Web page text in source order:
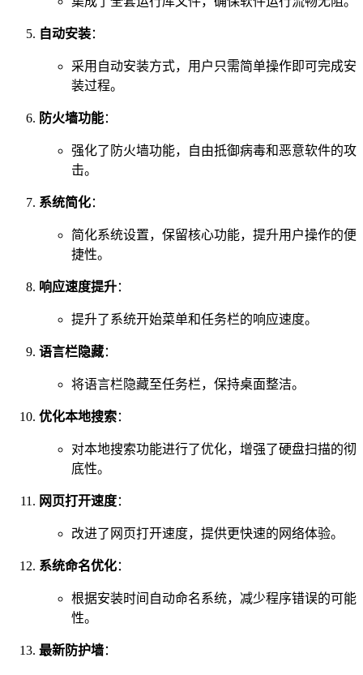
自动安装：
采用自动安装方式，用户只需简单操作即可完成安
装过程。
防火墙功能：
强化了防火墙功能，自由抵御病毒和恶意软件的攻
击。
系统简化：
简化系统设置，保留核心功能，提升用户操作的便
捷性。
响应速度提升：
提升了系统开始菜单和任务栏的响应速度。
语言栏隐藏：
将语言栏隐藏至任务栏，保持桌面整洁。
优化本地搜索：
对本地搜索功能进行了优化，增强了硬盘扫描的彻
底性。
网页打开速度：
改进了网页打开速度，提供更快速的网络体验。
系统命名优化：
根据安装时间自动命名系统，减少程序错误的可能
性。
最新防护墙：